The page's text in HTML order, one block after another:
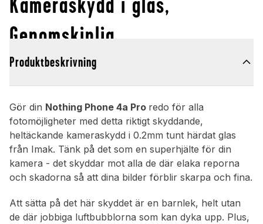
Genomskinlig
Produktbeskrivning
Gör din Nothing Phone 4a Pro redo för alla
fotomöjligheter med detta riktigt skyddande,
heltäckande kameraskydd i 0.2mm tunt härdat glas
från Imak. Tänk på det som en superhjälte för din
kamera - det skyddar mot alla de där elaka reporna
och skadorna så att dina bilder förblir skarpa och fina.
Att sätta på det här skyddet är en barnlek, helt utan
de där jobbiga luftbubblorna som kan dyka upp. Plus,